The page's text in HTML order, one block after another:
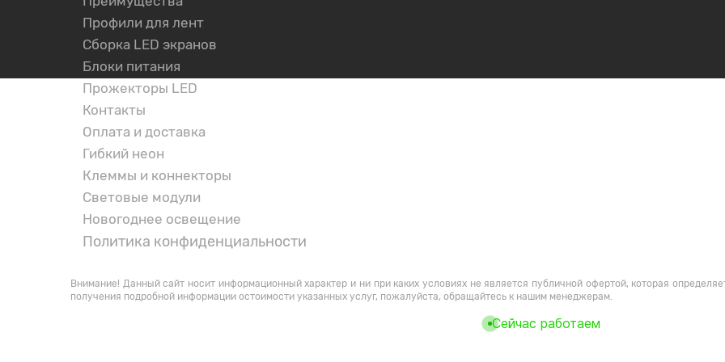
Профили для лент
Сборка LED экранов
Блоки питания
Прожекторы LED
Контакты
Оплата и доставка
Гибкий неон
Клеммы и коннекторы
Световые модули
Новогоднее освещение
Политика конфиденциальности
Внимание! Данный сайт носит информационный характер и ни при каких условиях не является публичной офертой, которая
получения подробной информации остоимости указанных услуг, пожалуйста, обращайтесь к нашим менеджерам.
Сейчас работаем